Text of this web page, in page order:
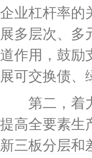
企业杠杆率的
展多层次、多
道作用，鼓励
展可交换债、
第二，着力
提高全要素生
新三板分层和